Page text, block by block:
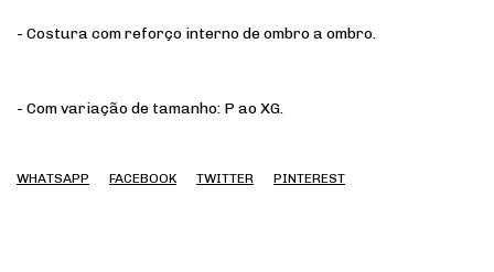
- Costura com reforço interno de ombro a ombro.
- Com variação de tamanho: P ao XG.
WHATSAPP FACEBOOK TWITTER PINTEREST